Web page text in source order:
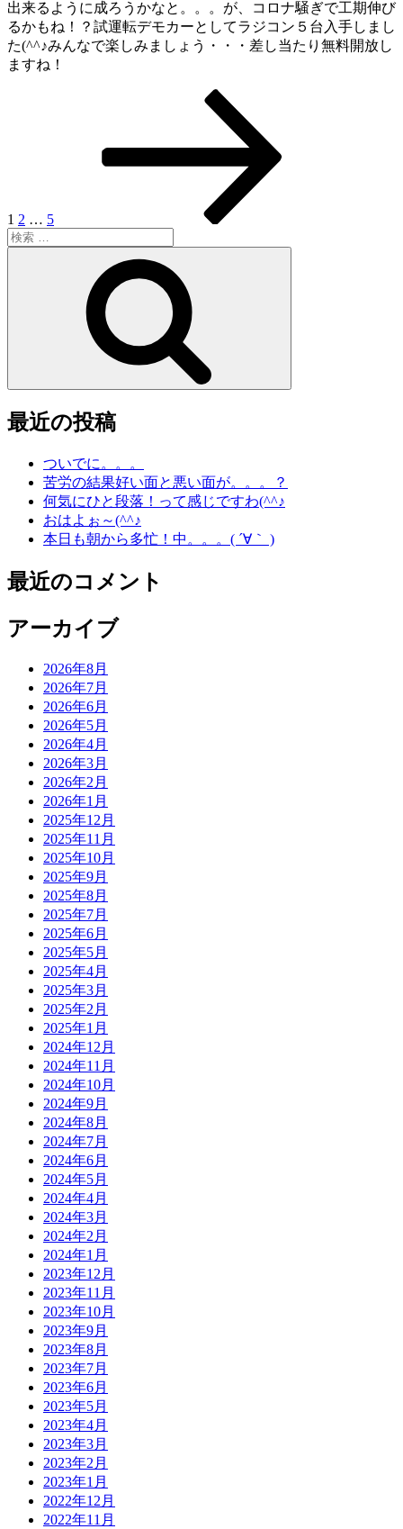
出来るように成ろうかなと。。。が、コロナ騒ぎで工期伸び
るかもね！？試運転デモカーとしてラジコン５台入手しまし
た(^^♪みんなで楽しみましょう・・・差し当たり無料開放し
ますね！
ゲ
ー
1 2 … 5
検
索:
最近の投稿
ついでに。。。
苦労の結果好い面と悪い面が。。。？
何気にひと段落！って感じですわ(^^♪
おはよぉ～(^^♪
本日も朝から多忙！中。。。( ´∀｀ )
最近のコメント
アーカイブ
2026年8月
2026年7月
2026年6月
2026年5月
2026年4月
2026年3月
2026年2月
2026年1月
2025年12月
2025年11月
2025年10月
2025年9月
2025年8月
2025年7月
2025年6月
2025年5月
2025年4月
2025年3月
2025年2月
2025年1月
2024年12月
2024年11月
2024年10月
2024年9月
2024年8月
2024年7月
2024年6月
2024年5月
2024年4月
2024年3月
2024年2月
2024年1月
2023年12月
2023年11月
2023年10月
2023年9月
2023年8月
2023年7月
2023年6月
2023年5月
2023年4月
2023年3月
2023年2月
2023年1月
2022年12月
2022年11月